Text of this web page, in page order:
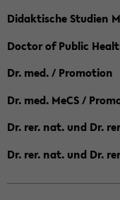
Didaktische Studien
Doctor of Public
Dr. med. / Promotion
Dr. med. MeCS /
Dr. rer. nat. und Dr.
Dr. rer. nat. und Dr.